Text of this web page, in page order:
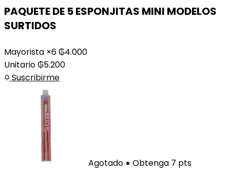
PAQUETE DE 5 ESPONJITAS MINI MODELOS
SURTIDOS
Mayorista ×6₲4.000
Unitario₲5.200
Suscribirme
Agotado Obtenga 7 pts